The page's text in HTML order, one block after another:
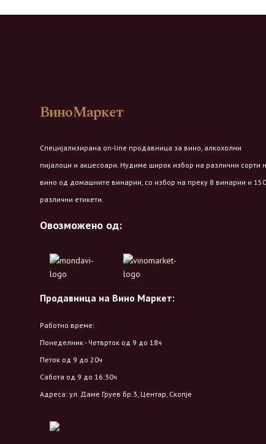
ВиноМаркет
Специјализирана on-line продавница за вино, алкохолни
пијалоци и акцесоари. Нудиме широк избор на различни сорти
вино од домашните винарии, со избор на преку 8 винарии и 150
различни етикети.
Овозможено од:
Продавница на Вино Маркет:
Работно време:
Понеделник - Четврток од 9 до 18ч
Петок од 9 до 20ч
Сабота од 9 до 16:30ч
Адреса: ул. Даме Груев бр.3, Центар, Скопје